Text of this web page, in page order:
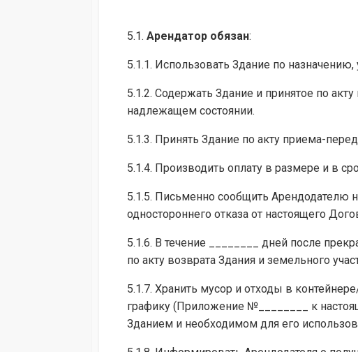
5.1. Арендатор обязан:
5.1.1. Использовать Здание по
5.1.2. Содержать Здание и принятое по
надлежащем состоянии.
5.1.3. Принять Здание по акту приема-
5.1.4. Производить оплату в размере и в
5.1.5. Письменно сообщить Арендодателю
одностороннего отказа от настоящего
5.1.6. В течение ________ дней после
по акту возврата Здания и земельного
5.1.7. Хранить мусор и отходы в
графику (Приложение №________ к
Зданием и необходимом для его